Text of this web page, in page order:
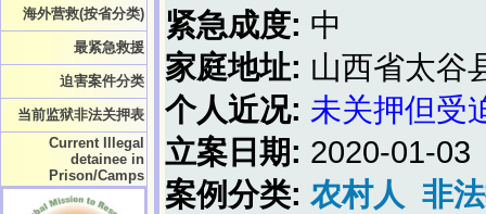
海外营救(按省分类)
最紧急救援
迫害案件分类
当前监狱非法关押表
Current Illegal
detainee in
Prison/Camps
紧急成度: 中
家庭地址: 山西省太谷
个人近况: 未关押但受
立案日期: 2020-01-03
案例分类: 农村人 非